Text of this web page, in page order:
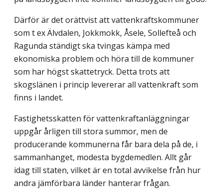
Därför är det orättvist att vattenkraftskommuner
som t ex Älvdalen, Jokkmokk, Åsele, Sollefteå och
Ragunda ständigt ska tvingas kämpa med
ekonomiska problem och höra till de kommuner
som har högst skattetryck. Detta trots att
skogslänen i princip levererar all vattenkraft som
finns i landet.
Fastighetsskatten för vattenkraftanläggningar
uppgår årligen till stora summor, men de
producerande kommunerna får bara dela på de, i
sammanhanget, modesta bygde­medlen. Allt går
idag till staten, vilket är en total avvikelse från hur
andra jämförbara länder hanterar frågan.